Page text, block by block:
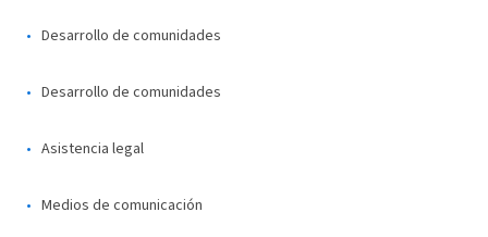
Desarrollo de comunidades
Desarrollo de comunidades
Asistencia legal
Medios de comunicación